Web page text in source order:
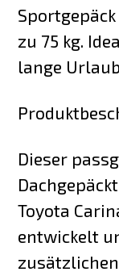
zu 75 kg.
lange
Dieser
Toyota
entwickelt